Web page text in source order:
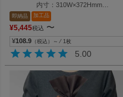
内寸：310W×372Hmm
外寸：310W×500Hmm
即納品 加工品
¥5,445税込 〜
¥108.9 （税込）～ ⁄ 1枚
5.00